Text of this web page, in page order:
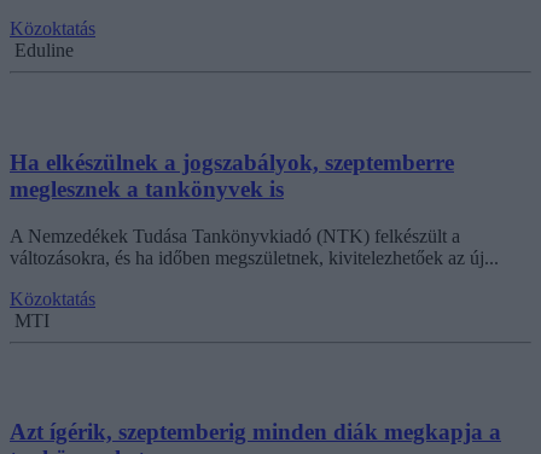
Közoktatás
Eduline
Ha elkészülnek a jogszabályok, szeptemberre
meglesznek a tankönyvek is
A Nemzedékek Tudása Tankönyvkiadó (NTK) felkészült a
változásokra, és ha időben megszületnek, kivitelezhetőek az új...
Közoktatás
MTI
Azt ígérik, szeptemberig minden diák megkapja a